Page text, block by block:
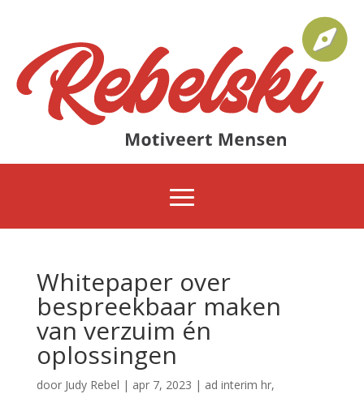
Whitepaper over
bespreekbaar maken
van verzuim én
oplossingen
door Judy Rebel | apr 7, 2023 | ad interim hr,